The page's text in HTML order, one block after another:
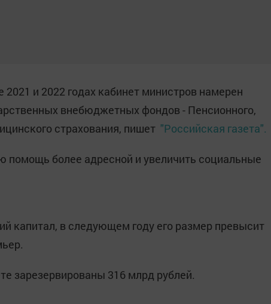
и 2022 годах кабинет министров намерен
внебюджетных фондов - Пенсионного,
страхования, пишет "Российская газета".
помощь более адресной и увеличить социальные
капитал, в следующем году его размер превысит
зарезервированы 316 млрд рублей.